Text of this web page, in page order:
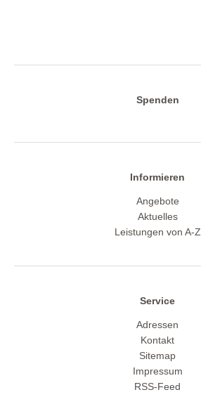
Spenden
Informieren
Angebote
Aktuelles
Leistungen von A-Z
Service
Adressen
Kontakt
Sitemap
Impressum
RSS-Feed